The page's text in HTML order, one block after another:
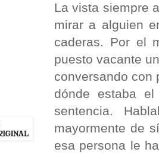
La vista siempre
mirar a alguien
caderas. Por el
puesto vacante
conversando con
dónde estaba
sentencia.
mayormente de
esa persona le